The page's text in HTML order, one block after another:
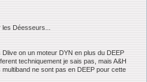
Déesseurs...
on un moteur DYN en plus du DEEP
techniquement je sais pas, mais A&H
ne sont pas en DEEP pour cette